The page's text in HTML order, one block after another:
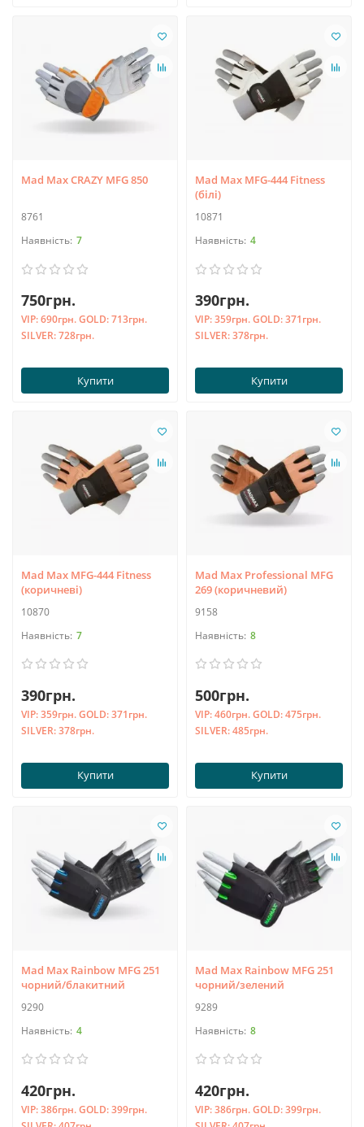
Mad Max CRAZY MFG 850
8761
7
750грн.
VIP:690грн.GOLD:713грн.
SILVER:728грн.
Купити
Mad Max MFG-444 Fitness
(білі)
10871
4
390грн.
VIP:359грн.GOLD:371грн.
SILVER:378грн.
Купити
Mad Max MFG-444 Fitness
(коричневі)
10870
7
390грн.
VIP:359грн.GOLD:371грн.
SILVER:378грн.
Купити
Mad Max Professional MFG
269 (коричневий)
9158
8
500грн.
VIP:460грн.GOLD:475грн.
SILVER:485грн.
Купити
Mad Max Rainbow MFG 251
чорний/блакитний
9290
4
420грн.
VIP:386грн.GOLD:399грн.
Mad Max Rainbow MFG 251
чорний/зелений
9289
8
420грн.
VIP:386грн.GOLD:399грн.